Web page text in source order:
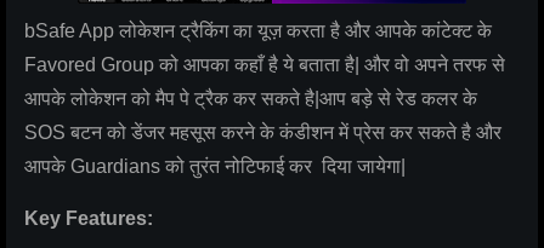
bSafe App लोकेशन ट्रैकिंग का यूज़ करता है और आपके कांटेक्ट के
Favored Group को आपका कहाँ है ये बताता है| और वो अपने तरफ से
आपके लोकेशन को मैप पे ट्रैक कर सकते है|आप बड़े से रेड कलर के
SOS बटन को डेंजर महसूस करने के कंडीशन में प्रेस कर सकते है और
आपके Guardians को तुरंत नोटिफाई कर दिया जायेगा|
Key Features: